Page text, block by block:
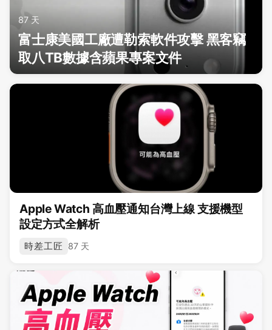
87 天
富士康美國工廠遭勒索軟件攻擊 黑客竊
取八TB數據含蘋果專案文件
Apple Watch 高血壓通知台灣上線 支援機型
設定方式全解析
時差工匠 87 天